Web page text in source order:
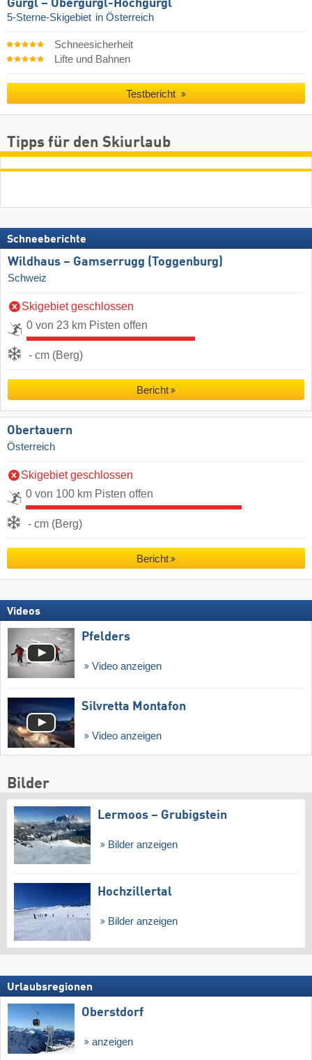
Gurgl – Obergurgl-Hochgurgl
5-Sterne-Skigebiet in Österreich
Schneesicherheit
Lifte und Bahnen
Testbericht
Tipps für den Skiurlaub
Schneeberichte
Wildhaus – Gamserrugg (Toggenburg)
Schweiz
Skigebiet geschlossen
0 von 23 km Pisten offen
- cm (Berg)
Bericht
Obertauern
Österreich
Skigebiet geschlossen
0 von 100 km Pisten offen
- cm (Berg)
Bericht
Videos
Pfelders
Video anzeigen
Silvretta Montafon
Video anzeigen
Bilder
Lermoos – Grubigstein
Bilder anzeigen
Hochzillertal
Bilder anzeigen
Urlaubsregionen
Oberstdorf
anzeigen